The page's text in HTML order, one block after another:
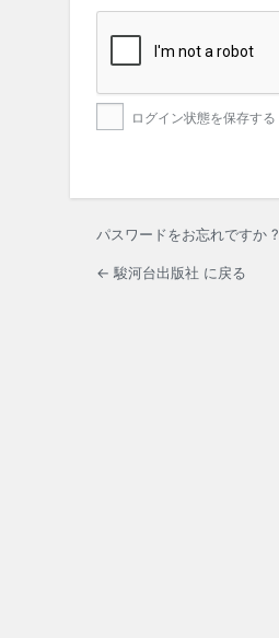
ログイン状態を保存する
パスワードをお忘れですか ?
← 駿河台出版社 に戻る